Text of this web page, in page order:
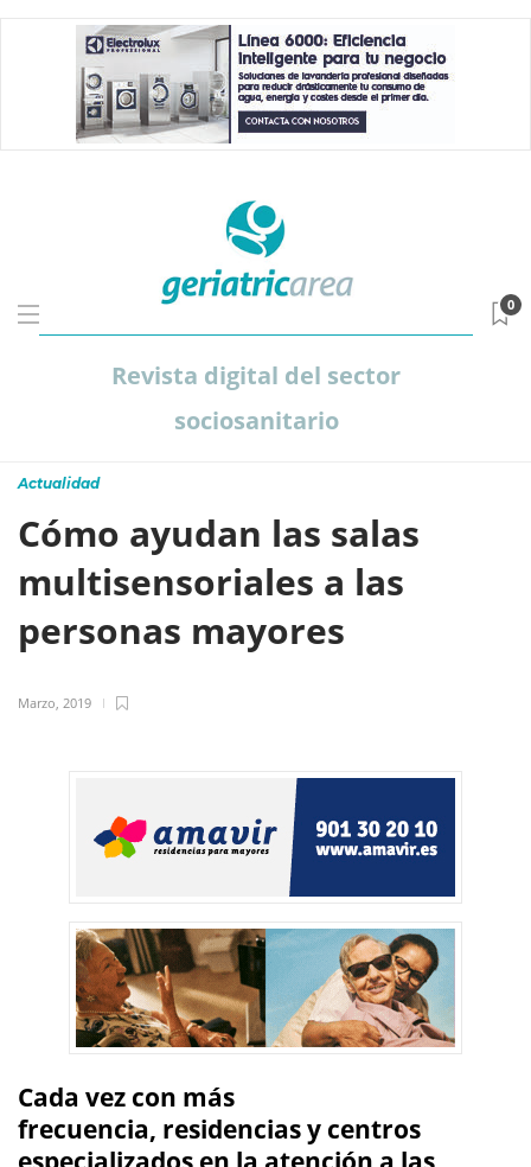
Revista digital del sector
sociosanitario
0
Actualidad
Cómo ayudan las salas
multisensoriales a las
personas mayores
Marzo, 2019
Cada vez con más
frecuencia, residencias y centros